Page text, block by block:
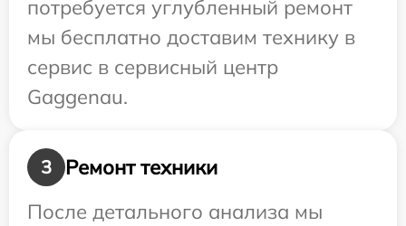
потребуется углубленный ремонт
мы бесплатно доставим технику в
сервис в сервисный центр
Gaggenau.
3
Ремонт техники
После детального анализа мы